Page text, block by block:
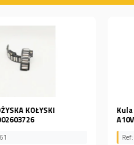
hydraulicznej Rexroth
KULA